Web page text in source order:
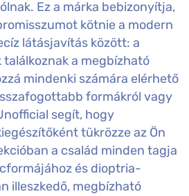
Ez a márka bebizonyítja,
kötnie a modern
látásjavítás között: a
a megbízható
mindenki számára elérhető
formákról vagy
segít, hogy
tükrözze az Ön
a család minden tagja
és dioptria-
illeszkedő, megbízható